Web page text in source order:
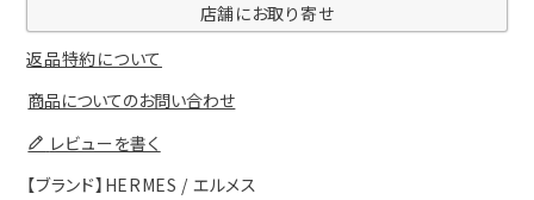
店舗にお取り寄せ
返品特約について
商品についてのお問い合わせ
レビューを書く
【ブランド】HERMES / エルメス